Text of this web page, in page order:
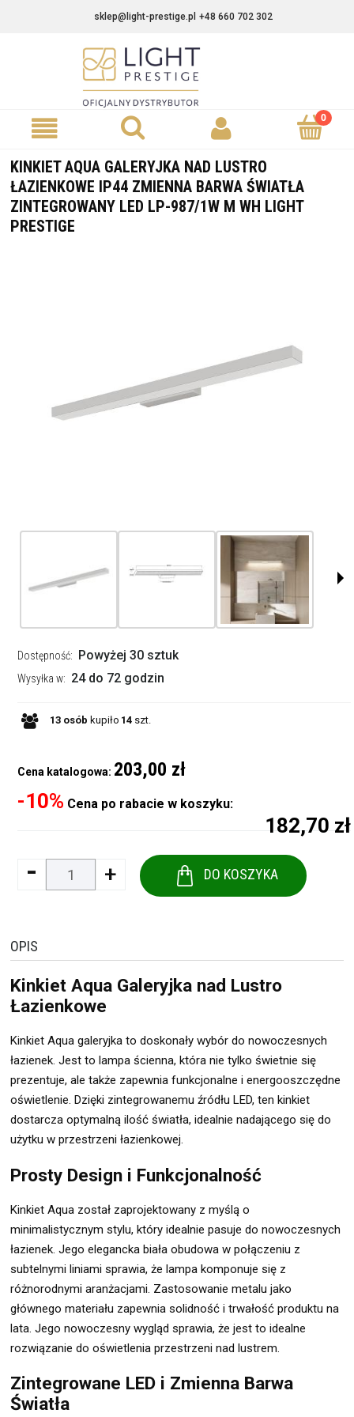
sklep@light-prestige.pl +48 660 702 302
KINKIET AQUA GALERYJKA NAD LUSTRO
ŁAZIENKOWE IP44 ZMIENNA BARWA ŚWIATŁA
ZINTEGROWANY LED LP-987/1W M WH LIGHT
PRESTIGE
Dostępność: Powyżej 30 sztuk
Wysyłka w: 24 do 72 godzin
13 osób kupiło 14 szt.
Cena katalogowa: 203,00 zł
-10% Cena po rabacie w koszyku:
182,70 zł
- + DO KOSZYKA
OPIS
Kinkiet Aqua Galeryjka nad Lustro
Łazienkowe
Kinkiet Aqua galeryjka to doskonały wybór do nowoczesnych
łazienek. Jest to lampa ścienna, która nie tylko świetnie się
prezentuje, ale także zapewnia funkcjonalne i energooszczędne
oświetlenie. Dzięki zintegrowanemu źródłu LED, ten kinkiet
dostarcza optymalną ilość światła, idealnie nadającego się do
użytku w przestrzeni łazienkowej.
Prosty Design i Funkcjonalność
Kinkiet Aqua został zaprojektowany z myślą o
minimalistycznym stylu, który idealnie pasuje do nowoczesnych
łazienek. Jego elegancka biała obudowa w połączeniu z
subtelnymi liniami sprawia, że lampa komponuje się z
różnorodnymi aranżacjami. Zastosowanie metalu jako
głównego materiału zapewnia solidność i trwałość produktu na
lata. Jego nowoczesny wygląd sprawia, że jest to idealne
rozwiązanie do oświetlenia przestrzeni nad lustrem.
Zintegrowane LED i Zmienna Barwa
Światła